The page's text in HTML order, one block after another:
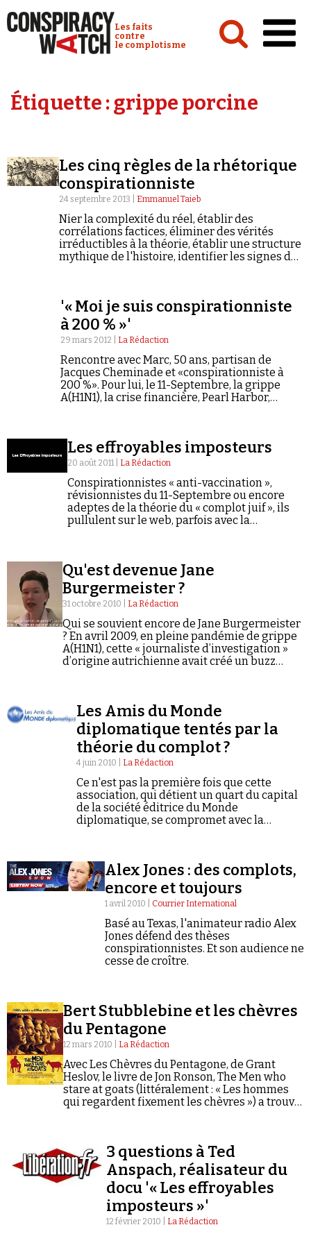
Conspiracy Watch :
Les faits
contre
le complotisme
Analyses
Vidéos
Émissions
Revues de presse
Newsletter
Demander à Vera
Se connecter
Étiquette :grippe porcine
Les cinq règles de la rhétorique
conspirationniste
24 septembre 2013 | Emmanuel Taieb
Nier la complexité du réel, établir des
corrélations factices, éliminer des vérités
irréductibles à la théorie, établir une structure
mythique de l'histoire, identifier les signes du
'« Moi je suis conspirationniste
à 200 % »'
29 mars 2012 | La Rédaction
Rencontre avec Marc, 50 ans, partisan de
Jacques Cheminade et «conspirationniste à
200 %». Pour lui, le 11-Septembre, la grippe
A(H1N1), la crise financière, Pearl Harbor,
Les effroyables imposteurs
20 août 2011 | La Rédaction
Conspirationnistes « anti-vaccination »,
révisionnistes du 11-Septembre ou encore
adeptes de la théorie du « complot juif », ils
pullulent sur le web, parfois avec la
Qu'est devenue Jane
Burgermeister ?
31 octobre 2010 | La Rédaction
Qui se souvient encore de Jane Burgermeister
? En avril 2009, en pleine pandémie de grippe
A(H1N1), cette « journaliste d’investigation »
d’origine autrichienne avait créé un buzz
Les Amis du Monde
diplomatique tentés par la
théorie du complot ?
4 juin 2010 | La Rédaction
Ce n'est pas la première fois que cette
association, qui détient un quart du capital
de la société éditrice du Monde
diplomatique, se compromet avec la
Alex Jones : des complots,
encore et toujours
1 avril 2010 | Courrier International
Basé au Texas, l'animateur radio Alex
Jones défend des thèses
conspirationnistes. Et son audience ne
cesse de croître.
Bert Stubblebine et les chèvres
du Pentagone
12 mars 2010 | La Rédaction
Avec Les Chèvres du Pentagone, de Grant
Heslov, le livre de Jon Ronson, The Men who
stare at goats (littéralement : « Les hommes
qui regardent fixement les chèvres ») a trouvé
3 questions à Ted
Anspach, réalisateur du
docu '« Les effroyables
imposteurs »'
12 février 2010 | La Rédaction